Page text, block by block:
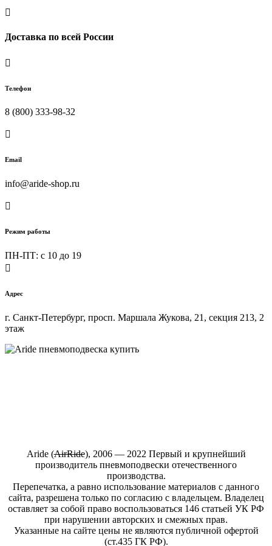

Доставка по всей России

Телефон
8 (800) 333-98-32

Email
info@aride-shop.ru

Режим работы
ПН-ПТ: c 10 до 19

Адрес
г. Санкт-Петербург, просп. Маршала Жукова, 21, секция 213, 2
этаж
Aride (АirRide), 2006 — 2022 Первый и крупнейший
производитель пневмоподвески отечественного
производства.
Перепечатка, а равно использование материалов с данного
сайта, разрешена только по согласию с владельцем. Владелец
оставляет за собой право воспользоваться 146 статьей УК РФ
при нарушении авторских и смежных прав.
Указанные на сайте цены не являются публичной офертой
(ст.435 ГК РФ).